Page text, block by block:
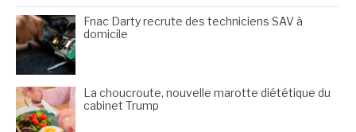
Fnac Darty recrute des techniciens SAV à
domicile
La choucroute, nouvelle marotte diététique du
cabinet Trump